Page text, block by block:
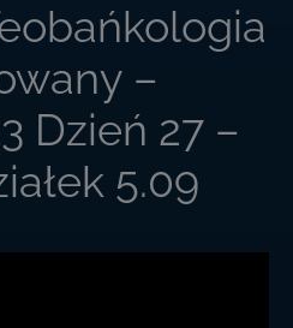
–
Dzień 27 –
5.09